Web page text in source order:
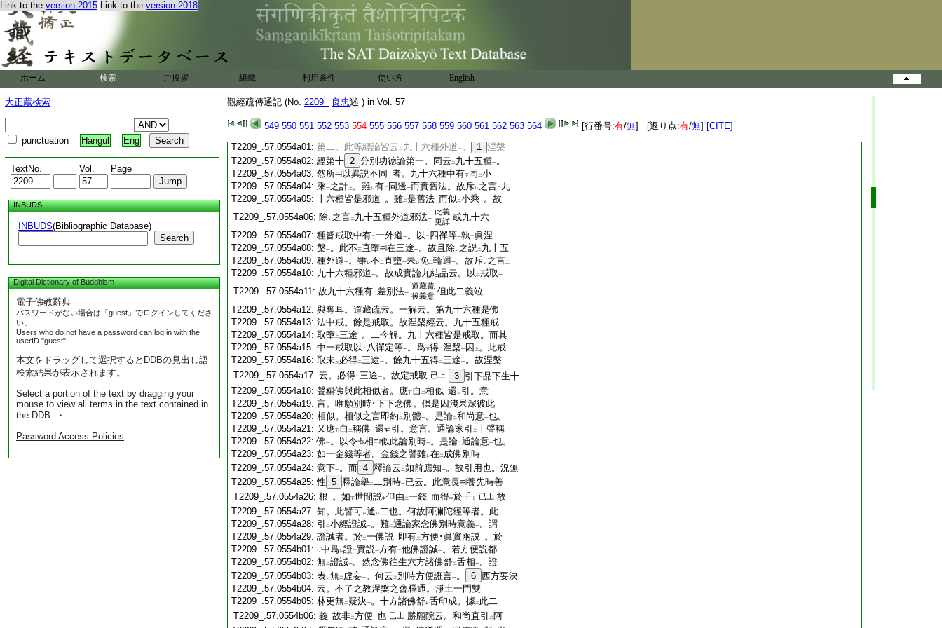
Link to the version 2015 Link to the version 2018
ホーム 検索 ご挨拶 組織 利用条件 使い方 English
大正蔵検索
punctuation Hangul Eng
TextNo. Vol. Page
INBUDS
INBUDS(Bibliographic Database)
Search
Digital Dictionary of Buddhism
電子佛教辭典
パスワードがない場合は「guest」でログインしてくださ
い。
Users who do not have a password can log in with the
userID "guest".
本文をドラッグして選択するとDDBの見出し語
検索結果が表示されます。
Select a portion of the text by dragging your
mouse to view all terms in the text contained in
the DDB. ・
Password Access Policies
觀經疏傳通記 (No. 2209_ 良忠述 ) in Vol. 57
549 550 551 552 553 554 555 556 557 558 559 560 561 562 563 564 [行番号:有/無] [返り点:有/無] [CITE]
T2209_.57.0553c21:數也。是以 9 智論云 小因大果 。 10
T2209_.57.0553c22:
顯實一 。嘉祥釋 有相善助 無相果 。法位
T2209_.57.0553c23:
法華經云 一稱南無佛皆已成佛道
是別時意。此明 成 佛道 一初因 也 已上 如 12 弘
T2209_.57.0553c25:決云 經文 一豈過 。於二一文
T2209_.57.0553c26: 解 。佛意多含故 已上 此乃一文多含明據也九
T2209_.57.0553c27:十五種外道者。外道種類九十六道･九十五
T2209_.57.0553c28:
T2209_.57.0553c29:
15 智論二十七･ 16 薩婆多論第五･ 17
分別功徳論
T2209_.57.0554a01: 第二。此等經論皆云 二 九十六種外道一。 1 涅槃
T2209_.57.0554a02: 經第十 2 分別功徳論第一。同云 二 九十五種一。
T2209_.57.0554a03: 然所 以異説不同 一者。九十六種中有下 同 二小
T2209_.57.0554a04: 乘一之計 上 。雖レ有二 同邊一而實舊法。故斥レ之言二 九
T2209_.57.0554a05: 十六種皆是邪道一。雖二是舊法一而似二小乘一。故
T2209_.57.0554a06: 除レ之言二 九十五種外道邪法一
此義
更詳 或九十六
T2209_.57.0554a07: 種皆戒取中有二一外道一。以 二 四禪等一執二 眞涅
T2209_.57.0554a08: 槃一。此不三直墮 在三途一。故且除レ之説二 九十五
T2209_.57.0554a09: 種外道一。雖レ不 二直墮一未レ免二輪迴一。故斥レ之言二
T2209_.57.0554a10: 九十六種邪道一。故成實論九結品云。以 二戒取一
T2209_.57.0554a11: 故九十六種有二差別法一
道藏疏
後義意 但此二義竝
T2209_.57.0554a12: 與奪耳。道藏疏云。一解云。第九十六種是佛
T2209_.57.0554a13: 法中戒。餘是戒取。故涅槃經云。九十五種戒
T2209_.57.0554a14: 取墮二三途一。二今解。九十六種皆是戒取。而其
T2209_.57.0554a15: 中一戒取以 二 八禪定等一。爲下得二涅槃一 因 上 。此戒
T2209_.57.0554a16: 取未三必得二三途一。餘九十五得二三途一。故涅槃
T2209_.57.0554a17: 云。必得二三途一。故定戒取 已上 3 引下品下生十
T2209_.57.0554a18: 聲稱佛與此相似者。應下自 二相似一還 レ引。意
T2209_.57.0554a19: 言。唯願別時･下下念佛。倶是因淺果深彼此
T2209_.57.0554a20: 相似。相似之言即約 二 別體一。是論二和尚意一也。
T2209_.57.0554a21: 又應下自 二稱佛一還 引。意言。通論家引 二十聲稱
T2209_.57.0554a22:佛一。以令 相 似此論別時一。是論二通論意一也。
T2209_.57.0554a23: 如一金錢等者。金錢之譬雖レ在二 成佛別時
T2209_.57.0554a24: 意下一。而 4 釋論云 二如前應知一。故引用也。況無
T2209_.57.0554a25:性 5 釋論擧二二別時一已云。此意長
養先時善
T2209_.57.0554a26: 根一。如下世間説中但由 二一錢一而得中於千 上 已上 故
T2209_.57.0554a27: 知。此譬可レ通 レ二也。何故阿彌陀經等者。此
T2209_.57.0554a28: 引 二小經證誠一。難二通論家念佛別時意義一。謂
T2209_.57.0554a29: 證誠者。於二一佛説一即有二方便･眞實兩説一。於
T2209_.57.0554b01:
レ中爲レ證二實説一方有二他佛證誠一。若方便説都
T2209_.57.0554b02: 無二證誠一。然念佛往生六方諸佛舒二舌相一。證
T2209_.57.0554b03: 表レ無二 虚妄一。何云 二 別時方便誑言一。 6 西方要決
T2209_.57.0554b04: 云。不了之教涅槃之會釋通。淨土一門雙
T2209_.57.0554b05: 林更無二 疑決一。十方諸佛舒レ舌印成。據二 此二
T2209_.57.0554b06: 義一故非二方便一也 已上 勝願院云。和尚直引 二 阿